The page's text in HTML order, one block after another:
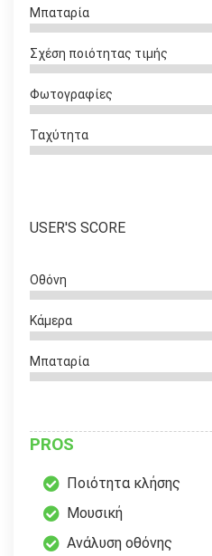
Μπαταρία
Σχέση ποιότητας τιμής
Φωτογραφίες
Ταχύτητα
USER'S SCORE
Οθόνη
Κάμερα
Μπαταρία
PROS
Ποιότητα κλήσης
Μουσική
Ανάλυση οθόνης